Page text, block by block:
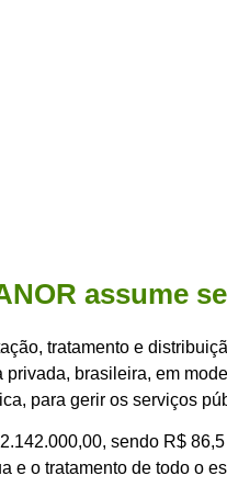
assume
tratamento e
brasileira, em
para gerir os serviços
sendo R$
e o tratamento de todo o